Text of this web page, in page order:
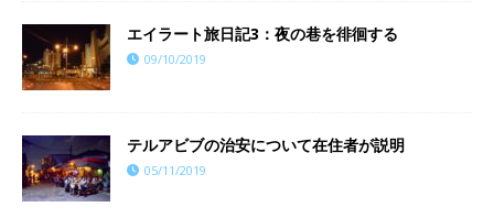
エイラート旅日記3：夜の巷を徘徊する
09/10/2019
テルアビブの治安について在住者が説明
05/11/2019